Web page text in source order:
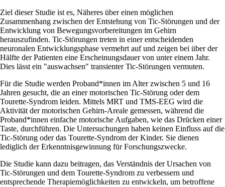
Ziel dieser Studie ist es, Näheres über einen möglichen
Zusammenhang zwischen der Entstehung von Tic-Störungen und der
Entwicklung von Bewegungsvorbereitungen im Gehirn
herauszufinden. Tic-Störungen treten in einer entscheidenden
neuronalen Entwicklungsphase vermehrt auf und zeigen bei über der
Hälfte der Patienten eine Erscheinungsdauer von unter einem Jahr.
Dies lässt ein "auswachsen" transienter Tic-Störungen vermuten.
Für die Studie werden Proband*innen im Alter zwischen 5 und 16
Jahren gesucht, die an einer motorischen Tic-Störung oder dem
Tourette-Syndrom leiden. Mittels MRT und TMS-EEG wird die
Aktivität der motorischen Gehirn-Areale gemessen, während die
Proband*innen einfache motorische Aufgaben, wie das Drücken einer
Taste, durchführen. Die Untersuchungen haben keinen Einfluss auf die
Tic-Störung oder das Tourette-Syndrom der Kinder. Sie dienen
lediglich der Erkenntnisgewinnung für Forschungszwecke.
Die Studie kann dazu beitragen, das Verständnis der Ursachen von
Tic-Störungen und dem Tourette-Syndrom zu verbessern und
entsprechende Therapiemöglichkeiten zu entwickeln, um betroffene